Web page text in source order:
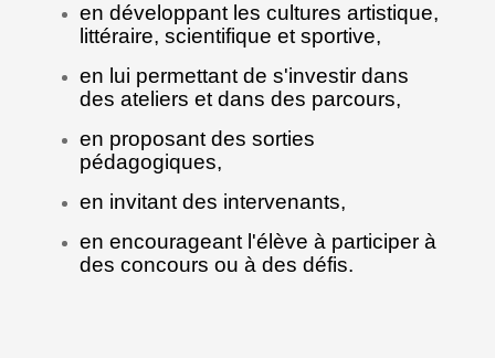
en développant les cultures artistique,
littéraire, scientifique et sportive,
en lui permettant de s'investir dans
des ateliers et dans des parcours,
en proposant des sorties
pédagogiques,
en invitant des intervenants,
en encourageant l'élève à participer à
des concours ou à des défis.